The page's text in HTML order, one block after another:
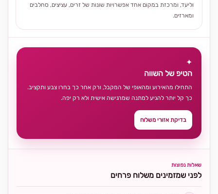
וליעד, ומרכזת במקום אחד אפשרויות שונות של זרים, עציצים, סחלבים
ומארזים.
✦
הטיפ של השווה
התחילו מהאירוע ומהאופי של המקבל, ורק אחר כך בחרו צבע ותקציב.
כך קל יותר להגיע למתנה שמרגישה אישית ולא רק יפה.
בדיקת אזורי משלוח
שאלות נפוצות
לפני שמזמינים משלוח פרחים